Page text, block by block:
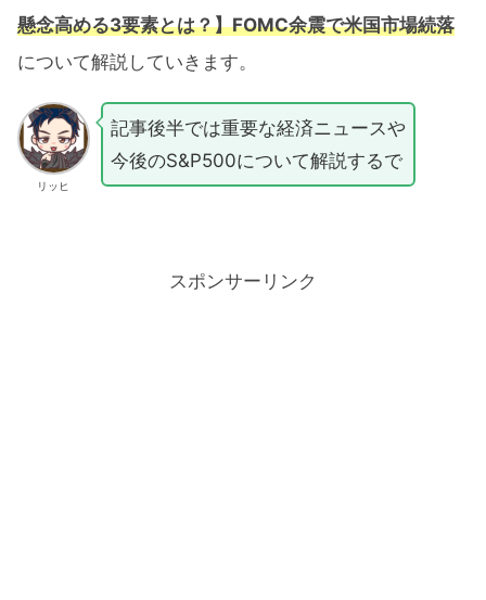
懸念高める3要素とは？】FOMC余震で米国市場続落
について解説していきます。
リッヒ
記事後半では重要な経済ニュースや
今後のS&P500について解説するで
スポンサーリンク